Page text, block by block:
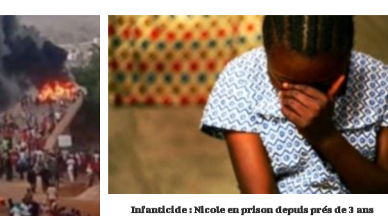
Infanticide : Nicole en prison depuis prés de 3 ans